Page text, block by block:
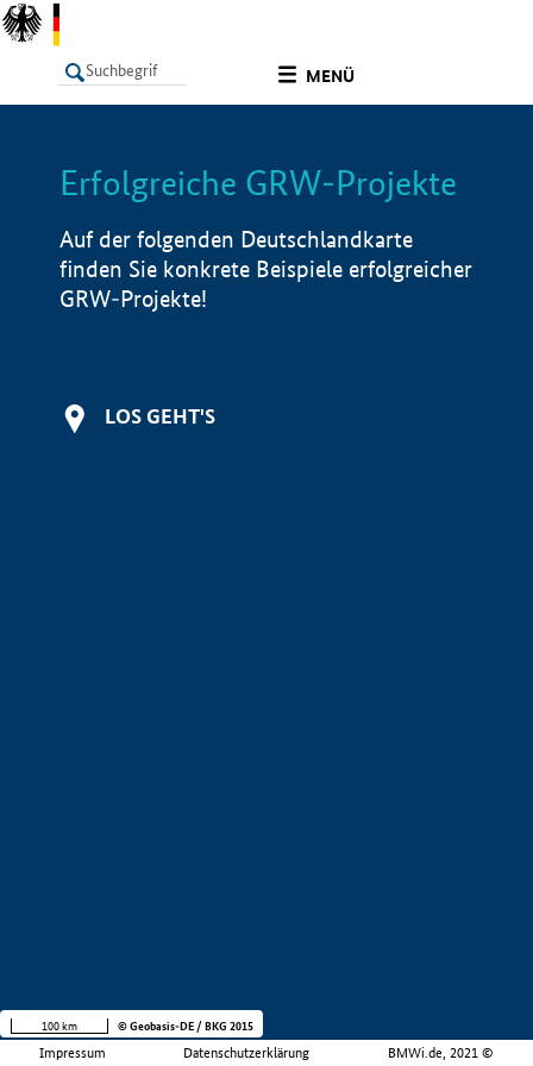
MENÜ
LISTE Info
Erfolgreiche GRW-Projekte
Auf der folgenden Deutschlandkarte
finden Sie konkrete Beispiele erfolgreicher
GRW-Projekte!
LOS GEHT'S
Impressum Datenschutzerklärung BMWi.de, 2021 ©
100 km © Geobasis-DE / BKG 2015